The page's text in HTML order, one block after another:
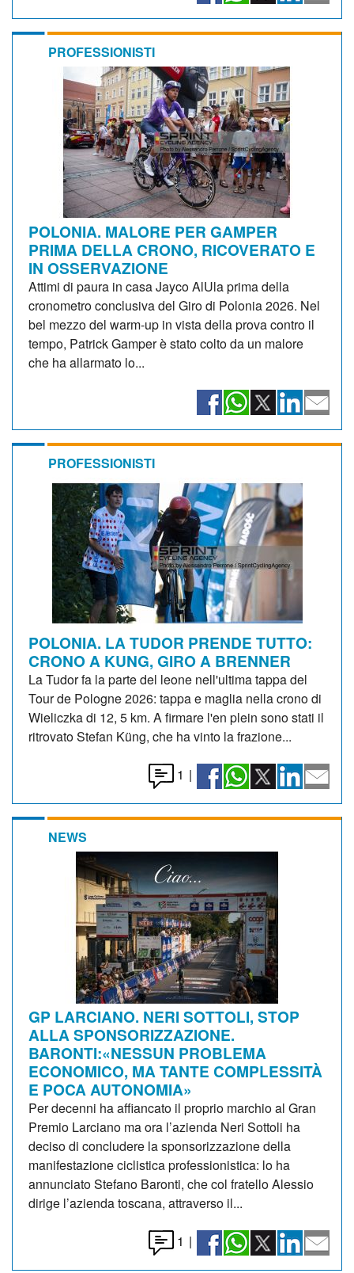
PROFESSIONISTI
POLONIA. MALORE PER GAMPER
PRIMA DELLA CRONO, RICOVERATO E
IN OSSERVAZIONE
Attimi di paura in casa Jayco AlUla prima della
cronometro conclusiva del Giro di Polonia 2026. Nel
bel mezzo del warm-up in vista della prova contro il
tempo, Patrick Gamper è stato colto da un malore
che ha allarmato lo...
PROFESSIONISTI
POLONIA. LA TUDOR PRENDE TUTTO:
CRONO A KUNG, GIRO A BRENNER
La Tudor fa la parte del leone nell'ultima tappa del
Tour de Pologne 2026: tappa e maglia nella crono di
Wieliczka di 12, 5 km. A firmare l'en plein sono stati il
ritrovato Stefan Küng, che ha vinto la frazione...
1 |
NEWS
GP LARCIANO. NERI SOTTOLI, STOP
ALLA SPONSORIZZAZIONE.
BARONTI:«NESSUN PROBLEMA
ECONOMICO, MA TANTE COMPLESSITÀ
E POCA AUTONOMIA»
Per decenni ha affiancato il proprio marchio al Gran
Premio Larciano ma ora l’azienda Neri Sottoli ha
deciso di concludere la sponsorizzazione della
manifestazione ciclistica professionistica: lo ha
annunciato Stefano Baronti, che col fratello Alessio
dirige l’azienda toscana, attraverso il...
1 |